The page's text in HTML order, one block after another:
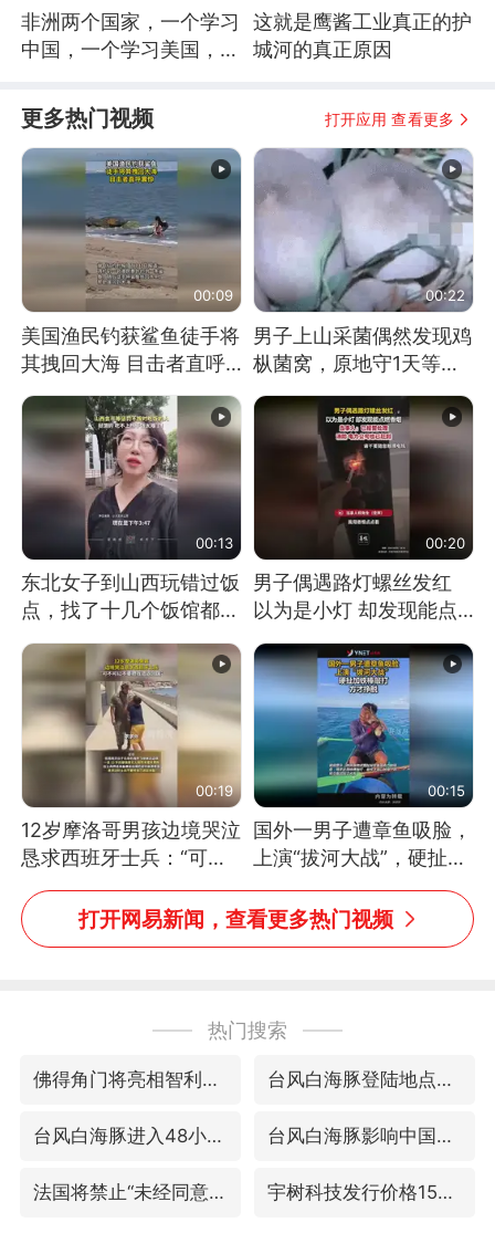
非洲两个国家，一个学习
中国，一个学习美国，结
这就是鹰酱工业真正的护
城河的真正原因
更多热门视频 打开应用 查看更多
00:09
美国渔民钓获鲨鱼徒手将
其拽回大海 目击者直呼
震惊 （视频来源：参考
消息）
00:22
男子上山采菌偶然发现鸡
枞菌窝，原地守1天等它
长大：挖了140多朵
00:13
东北女子到山西玩错过饭
点，找了十几个饭馆都没
开门：午休到几点
00:20
男子偶遇路灯螺丝发红
以为是小灯 却发现能点
燃香烟 当事人：已报警
处理
00:19
12岁摩洛哥男孩边境哭泣
恳求西班牙士兵：“可不
可以不要把我遣返回国”
00:15
国外一男子遭章鱼吸脸，
上演“拔河大战”，硬扯加
铁棒敲打方才挣脱
打开网易新闻，查看更多热门视频
热门搜索
佛得角门将亮相智利俱乐部主场 台风白海豚登陆地点更新
台风白海豚进入48小时警戒线 台风白海豚影响中国已成定局
法国将禁止“未经同意的电话营销” 宇树科技发行价格150.80元/股